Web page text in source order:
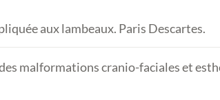
aux lambeaux. Paris Descartes.
malformations cranio-faciales et